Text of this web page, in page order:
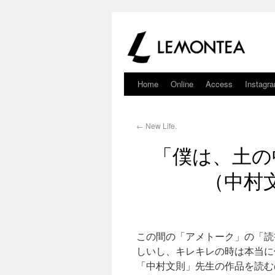
Home Online Access
← New Life.
「僕は、土
（中
この間の「アメトーク」の「
しいし、キレキレの時は本当
「中村文則」先生の作品を読